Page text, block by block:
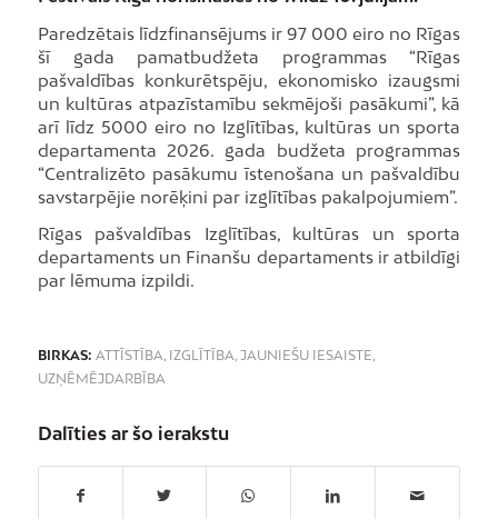
Paredzētais līdzfinansējums ir 97 000 eiro no Rīgas
šī gada pamatbudžeta programmas “Rīgas
pašvaldības konkurētspēju, ekonomisko izaugsmi
un kultūras atpazīstamību sekmējoši pasākumi”, kā
arī līdz 5000 eiro no Izglītības, kultūras un sporta
departamenta 2026. gada budžeta programmas
“Centralizēto pasākumu īstenošana un pašvaldību
savstarpējie norēķini par izglītības pakalpojumiem”.
Rīgas pašvaldības Izglītības, kultūras un sporta
departaments un Finanšu departaments ir atbildīgi
par lēmuma izpildi.
BIRKAS: ATTĪSTĪBA, IZGLĪTĪBA, JAUNIEŠU IESAISTE,
UZŅĒMĒJDARBĪBA
Dalīties ar šo ierakstu